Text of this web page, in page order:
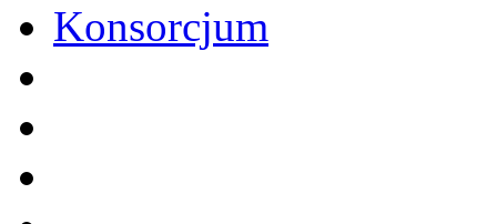
Konsorcjum